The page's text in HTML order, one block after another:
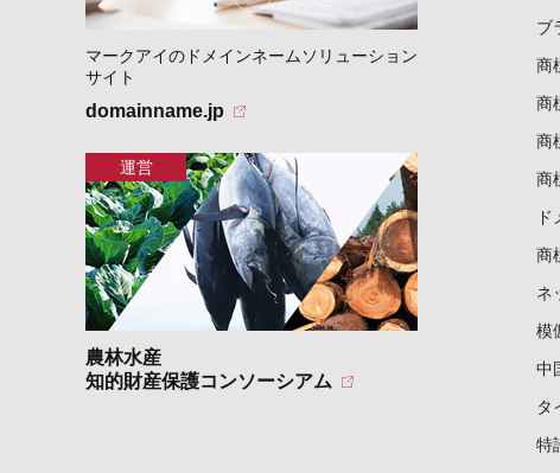
マークアイのドメインネームソリューション
サイト
domainname.jp
農林水産
知的財産保護コンソーシアム
ブ
商
商
商
商
商
ネ
模
中
タ
特